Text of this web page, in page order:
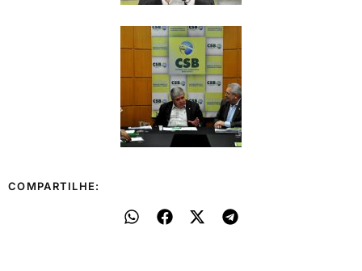
COMPARTILHE: